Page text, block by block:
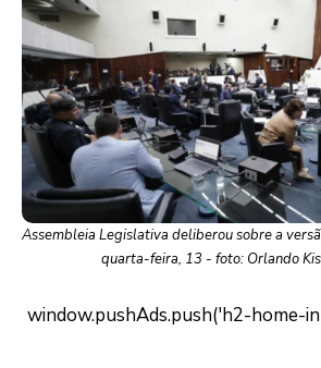
Assembleia Legislativa deliberou sobre a
quarta-feira, 13 - foto: Orlando